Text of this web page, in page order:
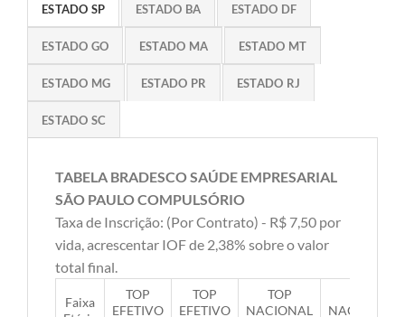
ESTADO SP ESTADO BA ESTADO DF
ESTADO GO ESTADO MA ESTADO MT
ESTADO MG ESTADO PR ESTADO RJ
ESTADO SC
TABELA BRADESCO SAÚDE EMPRESARIAL
SÃO PAULO COMPULSÓRIO
Taxa de Inscrição: (Por Contrato) - R$ 7,50 por
vida, acrescentar IOF de 2,38% sobre o valor
total final.
Faixa
TOP
EFETIVO
TOP
EFETIVO
TOP
NACIONAL
NACIONAL